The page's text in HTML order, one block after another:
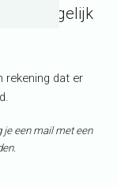
mogelijk
rekening dat er
je een mail met een